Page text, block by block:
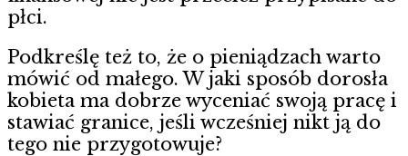
płci.
Podkreślę też to, że o pieniądzach warto
mówić od małego. W jaki sposób dorosła
kobieta ma dobrze wyceniać swoją pracę i
stawiać granice, jeśli wcześniej nikt ją do
tego nie przygotowuje?